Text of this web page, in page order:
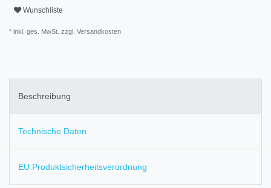
Wunschliste
* inkl. ges. MwSt. zzgl. Versandkosten
Beschreibung
Technische Daten
EU Produktsicherheitsverordnung